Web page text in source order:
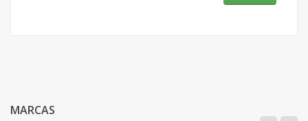
MARCAS